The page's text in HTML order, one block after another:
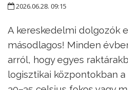
2026.06.28. 09:15
A kereskedelmi dolgozók
másodlagos! Minden
arról, hogy egyes
logisztikai központokban